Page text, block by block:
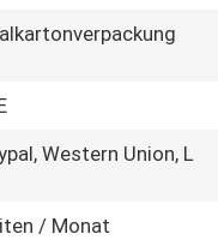
Western Union, L
/ Monat